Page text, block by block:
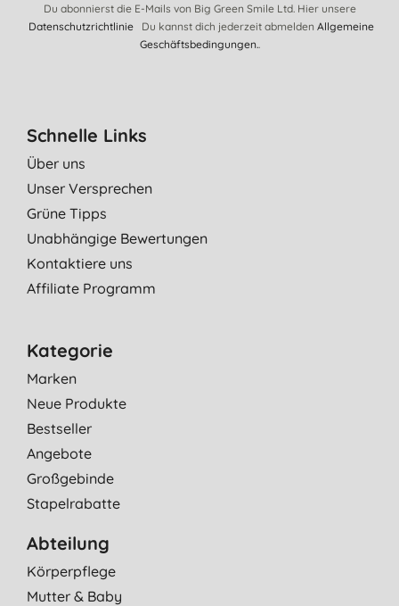
Du abonnierst die E-Mails von Big Green Smile Ltd. Hier unsere
DatenschutzrichtlinieDu kannst dich jederzeit abmelden Allgemeine
Geschäftsbedingungen..
Schnelle Links
Über uns
Unser Versprechen
Grüne Tipps
Unabhängige Bewertungen
Kontaktiere uns
Affiliate Programm
Kategorie
Marken
Neue Produkte
Bestseller
Angebote
Großgebinde
Stapelrabatte
Abteilung
Körperpflege
Mutter & Baby